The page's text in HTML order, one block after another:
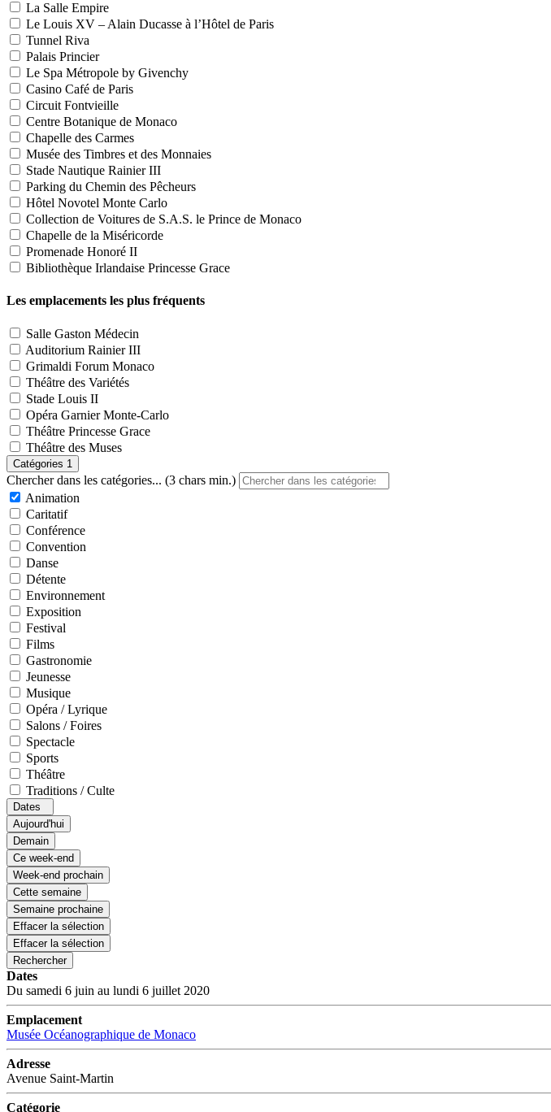
La Salle Empire
Le Louis XV – Alain Ducasse à l’Hôtel de Paris
Tunnel Riva
Palais Princier
Le Spa Métropole by Givenchy
Casino Café de Paris
Circuit Fontvieille
Centre Botanique de Monaco
Chapelle des Carmes
Musée des Timbres et des Monnaies
Stade Nautique Rainier III
Parking du Chemin des Pêcheurs
Hôtel Novotel Monte Carlo
Collection de Voitures de S.A.S. le Prince de Monaco
Chapelle de la Miséricorde
Promenade Honoré II
Bibliothèque Irlandaise Princesse Grace
Les emplacements les plus fréquents
Salle Gaston Médecin
Auditorium Rainier III
Grimaldi Forum Monaco
Théâtre des Variétés
Stade Louis II
Opéra Garnier Monte-Carlo
Théâtre Princesse Grace
Théâtre des Muses
Catégories 1
Chercher dans les catégories... (3 chars min.)
Animation
Caritatif
Conférence
Convention
Danse
Détente
Environnement
Exposition
Festival
Films
Gastronomie
Jeunesse
Musique
Opéra / Lyrique
Salons / Foires
Spectacle
Sports
Théâtre
Traditions / Culte
Dates
Aujourd'hui
Demain
Ce week-end
Week-end prochain
Cette semaine
Semaine prochaine
Effacer la sélection
Effacer la sélection
Rechercher
Dates
Du samedi 6 juin au lundi 6 juillet 2020
Emplacement
Musée Océanographique de Monaco
Adresse
Avenue Saint-Martin
Catégorie